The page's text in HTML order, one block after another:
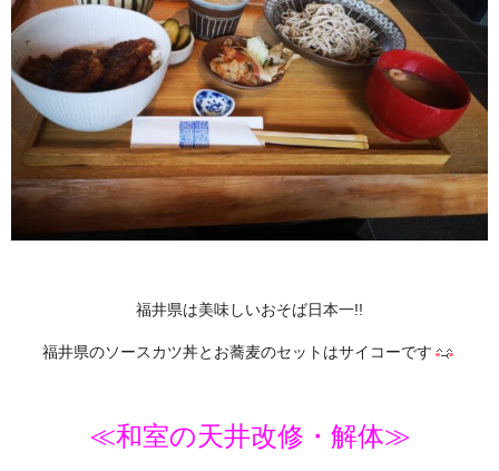
福井県は美味しいおそば日本一!!
福井県のソースカツ丼とお蕎麦のセットはサイコーです
≪和室の天井改修・解体≫